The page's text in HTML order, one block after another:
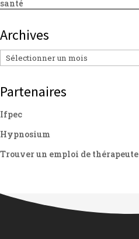
santé
Archives
Archives
Partenaires
Ifpec
Hypnosium
Trouver un emploi de thérapeute